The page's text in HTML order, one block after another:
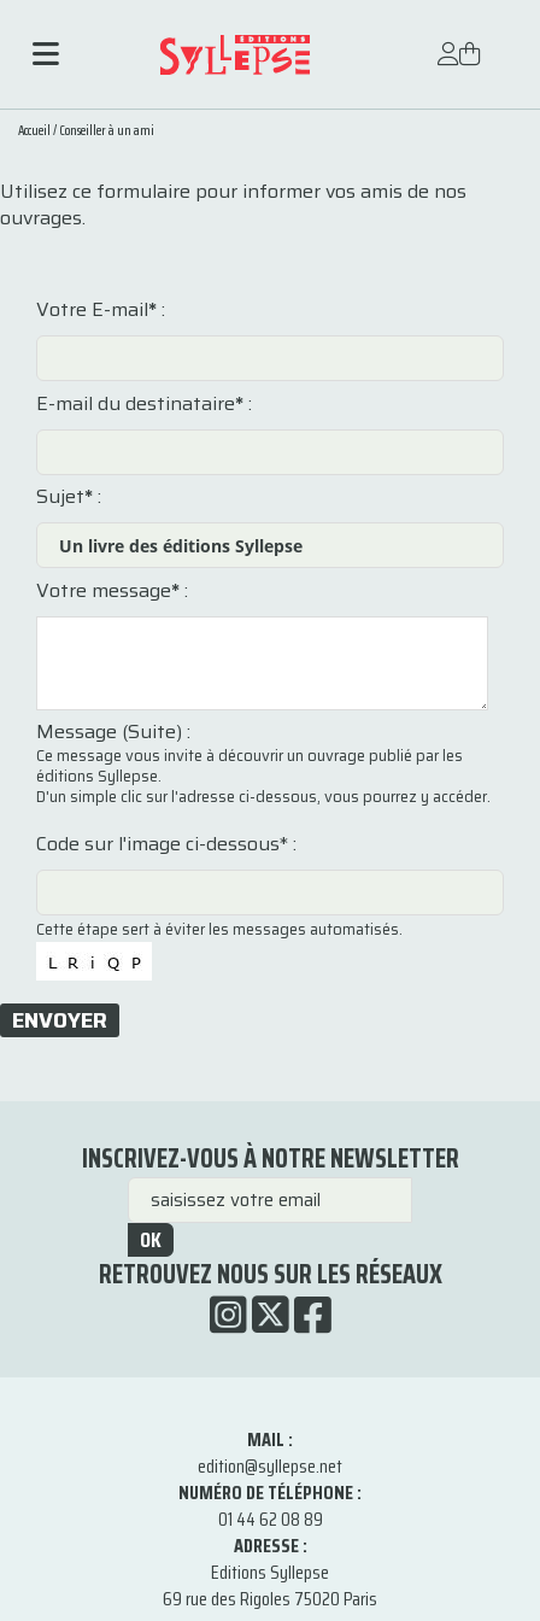
Accueil/Conseiller à un ami
Utilisez ce formulaire pour informer vos amis de nos
ouvrages.
Votre E-mail*:
E-mail du destinataire*:
Sujet*:
Votre message*:
Message (Suite) :
Ce message vous invite à découvrir un ouvrage publié par les
éditions Syllepse.
D'un simple clic sur l'adresse ci-dessous, vous pourrez y accéder.
Code sur l'image ci-dessous* :
Cette étape sert à éviter les messages automatisés.
ENVOYER
INSCRIVEZ-VOUS À NOTRE NEWSLETTER
OK
RETROUVEZ NOUS SUR LES RÉSEAUX
MAIL :
edition@syllepse.net
NUMÉRO DE TÉLÉPHONE :
01 44 62 08 89
ADRESSE :
Editions Syllepse
69 rue des Rigoles 75020 Paris